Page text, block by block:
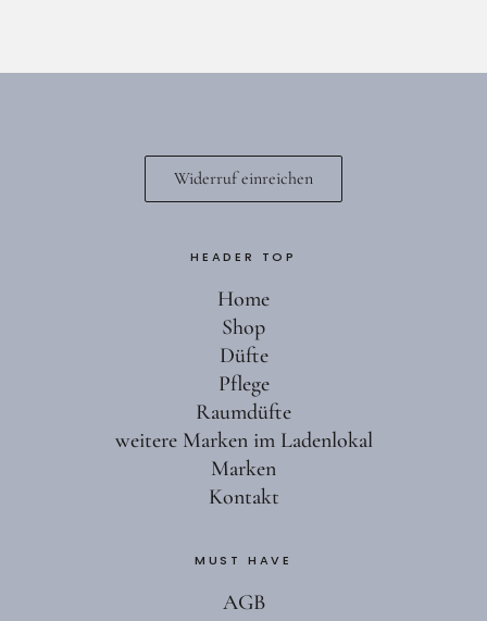
Widerruf einreichen
HEADER TOP
Home
Shop
Düfte
Pflege
Raumdüfte
weitere Marken im Ladenlokal
Marken
Kontakt
MUST HAVE
AGB